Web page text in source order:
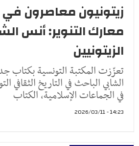
زيتونيون معاصرون
معارك التنوير: أنس
الزيتونيين
تعزّزت المكتبة التونسية بكتاب
الشابي الباحث في التاريخ الثقافي
في الجماعات الإسلامية، الكتاب
14:23 - 2026/03/11